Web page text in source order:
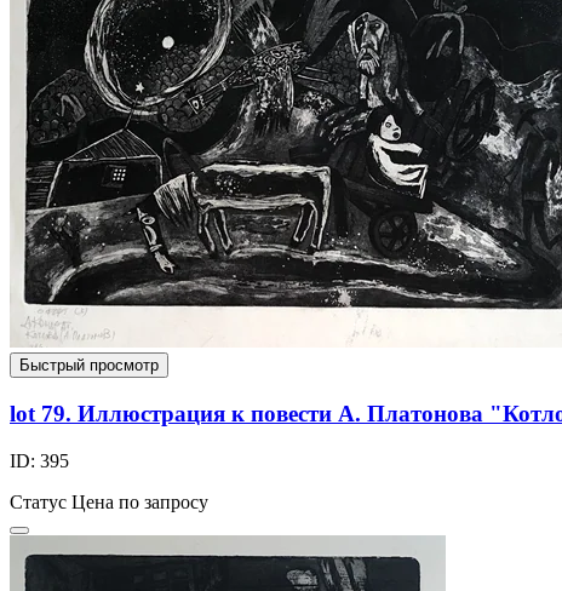
Быстрый просмотр
lot 79. Иллюстрация к повести А. Платонова
ID: 395
Статус Цена по запросу